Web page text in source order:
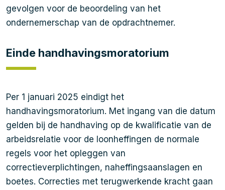
gevolgen voor de beoordeling van het
ondernemerschap van de opdrachtnemer.
Einde handhavingsmoratorium
Per 1 januari 2025 eindigt het
handhavingsmoratorium. Met ingang van die datum
gelden bij de handhaving op de kwalificatie van de
arbeidsrelatie voor de loonheffingen de normale
regels voor het opleggen van
correctieverplichtingen, naheffingsaanslagen en
boetes. Correcties met terugwerkende kracht gaan